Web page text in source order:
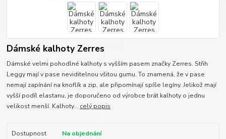
Dámské kalhoty Zerres
Dámské velmi pohodlné kalhoty s vyšším pasem značky Zerres. Střih
Leggy mají v pase neviditelnou všitou gumu. To znamená, že v pase
nemají zapínání na knoflík a zip, ale připomínají spíše legíny. Jelikož mají
vyšší podíl elastanu, je doporučeno od výrobce brát kalhoty o jednu
velikost menší. Kalhoty... celý popis
Dostupnost
Na objednání